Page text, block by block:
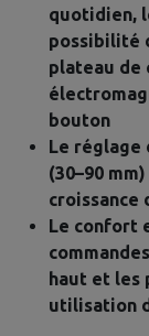
quotidien,
possibilité
plateau de
bouton
Le réglage
(30–90
croissance
Le confort
haut et les
utilisation